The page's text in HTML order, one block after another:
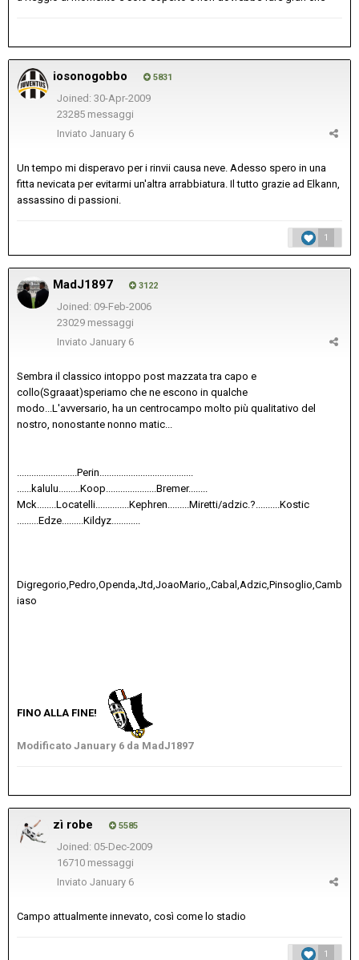
iosonogobbo 5831
Joined: 30-Apr-2009
23285 messaggi
Inviato January 6
Un tempo mi disperavo per i rinvii causa neve. Adesso spero in una
fitta nevicata per evitarmi un'altra arrabbiatura. Il tutto grazie ad Elkann,
assassino di passioni.
1
MadJ1897 3122
Joined: 09-Feb-2006
23029 messaggi
Inviato January 6
Sembra il classico intoppo post mazzata tra capo e
collo(Sgraaat)speriamo che ne escono in qualche
modo...L'avversario, ha un centrocampo molto più qualitativo del
nostro, nonostante nonno matic...
.........................Perin.......................................
......kalulu.........Koop.....................Bremer........
Mck........Locatelli..............Kephren.........Miretti/adzic.?..........Kostic
.........Edze.........Kildyz............
Digregorio,Pedro,Openda,Jtd,JoaoMario,,Cabal,Adzic,Pinsoglio,Camb
iaso
FINO ALLA FINE!
Modificato January 6 da MadJ1897
zì robe 5585
Joined: 05-Dec-2009
16710 messaggi
Inviato January 6
Campo attualmente innevato, così come lo stadio
1